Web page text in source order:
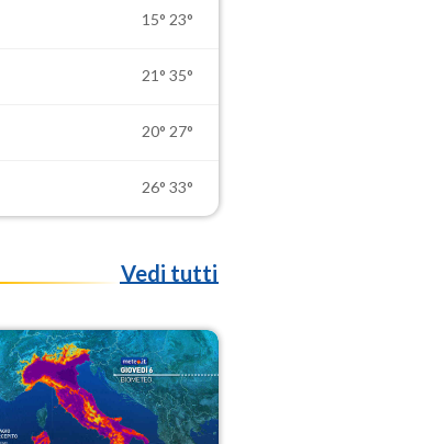
15° 23°
21° 35°
20° 27°
26° 33°
Vedi tutti